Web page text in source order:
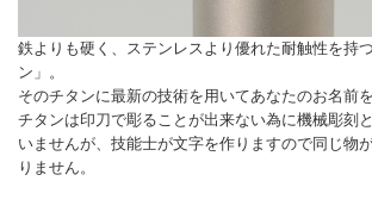
鉄よりも硬く、ステンレスより優れた耐触性を持
ン」。
そのチタンに最新の技術を用いてあなたのお名前
チタンは印刀で彫ることが出来ない為に機械彫刻
いませんが、技能士が文字を作りますので同じ物
りません。